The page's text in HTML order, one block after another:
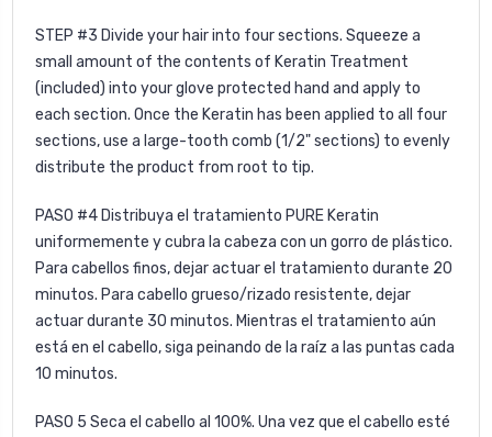
STEP #3 Divide your hair into four sections. Squeeze a
small amount of the contents of Keratin Treatment
(included) into your glove protected hand and apply to
each section. Once the Keratin has been applied to all four
sections, use a large-tooth comb (1/2" sections) to evenly
distribute the product from root to tip.
PASO #4 Distribuya el tratamiento PURE Keratin
uniformemente y cubra la cabeza con un gorro de plástico.
Para cabellos finos, dejar actuar el tratamiento durante 20
minutos. Para cabello grueso/rizado resistente, dejar
actuar durante 30 minutos. Mientras el tratamiento aún
está en el cabello, siga peinando de la raíz a las puntas cada
10 minutos.
PASO 5 Seca el cabello al 100%. Una vez que el cabello esté